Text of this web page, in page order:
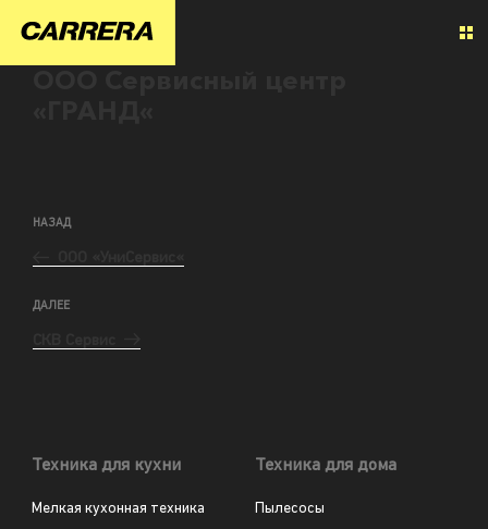
НАЗАД
ДАЛЕЕ
Техника для кухни
Мелкая кухонная техника
Техника для дома
Пылесосы